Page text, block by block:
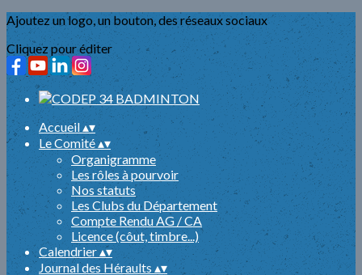
Ajoutez un logo, un bouton, des réseaux sociaux
Cliquez pour éditer
Accueil▴▾
Le Comité▴▾
Organigramme
Les rôles à pourvoir
Nos statuts
Les Clubs du Département
Compte Rendu AG / CA
Licence (côut, timbre...)
Calendrier▴▾
Journal des Héraults▴▾